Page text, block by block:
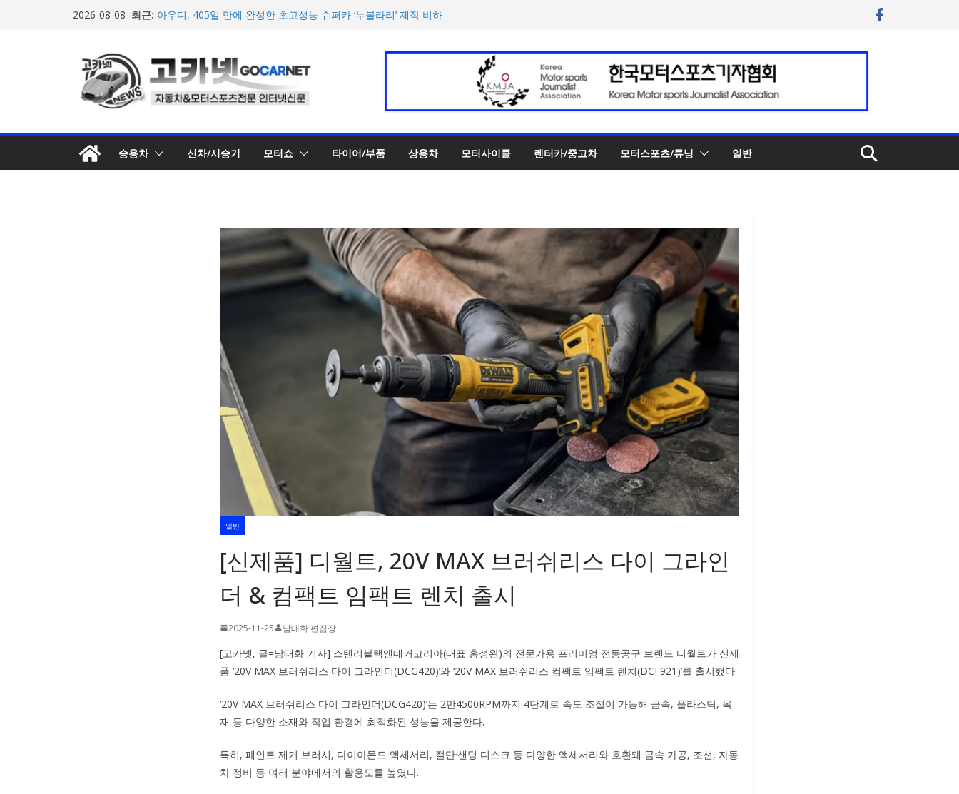
2026-08-08 최근: 아우디, 405일 만에 완성한 초고성능 슈퍼카 ‘누볼라리’ 제작 비하
개… 일본서 28일 계약 개시
마일레, 코너링 쏠림·하체 소음 잡는 ‘스테빌라이저 링크’ 정비 솔
루션 제안
한온시스템, 캐나다 정부로부터 1,000만 캐나다달러 규모 지원
승용차 신차/시승기 모터쇼 타이어/부품 상용차 모터사이클 렌터카/중고차 모터스포츠/튜닝 일반
일반
[신제품] 디월트, 20V MAX 브러쉬리스 다이 그라인
더 & 컴팩트 임팩트 렌치 출시
2025-11-25 남태화 편집장
[고카넷, 글=남태화 기자] 스탠리블랙앤데커코리아(대표 홍성완)의 전문가용 프리미엄 전동공구 브랜드 디월트가 신제
품 ‘20V MAX 브러쉬리스 다이 그라인더(DCG420)’와 ‘20V MAX 브러쉬리스 컴팩트 임팩트 렌치(DCF921)’를 출시했다.
‘20V MAX 브러쉬리스 다이 그라인더(DCG420)’는 2만4500RPM까지 4단계로 속도 조절이 가능해 금속, 플라스틱, 목
재 등 다양한 소재와 작업 환경에 최적화된 성능을 제공한다.
특히, 페인트 제거 브러시, 다이아몬드 액세서리, 절단·샌딩 디스크 등 다양한 액세서리와 호환돼 금속 가공, 조선, 자동
차 정비 등 여러 분야에서의 활용도를 높였다.